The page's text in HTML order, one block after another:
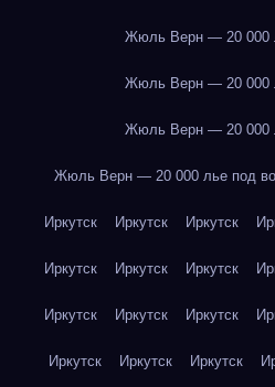
Жюль Верн — 20 000
Жюль Верн — 20 000
Жюль Верн — 20 000
Жюль Верн — 20 000 лье под
Иркутск Иркутск Иркутск
Иркутск Иркутск Иркутск
Иркутск Иркутск Иркутск
Иркутск Иркутск Иркутск